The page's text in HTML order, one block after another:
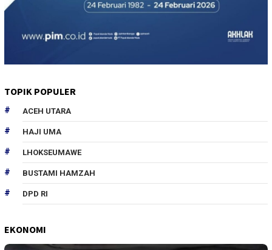
TOPIK POPULER
ACEH UTARA
HAJI UMA
LHOKSEUMAWE
BUSTAMI HAMZAH
DPD RI
EKONOMI